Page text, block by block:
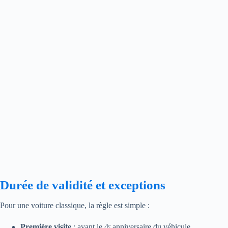
Durée de validité et exceptions
Pour une voiture classique, la règle est simple :